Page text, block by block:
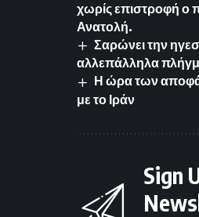
χωρίς επιστροφή ο
Ανατολή.
Σαρώνει την
αλλεπάλληλα
Η ώρα των
με το Ιράν
Sign